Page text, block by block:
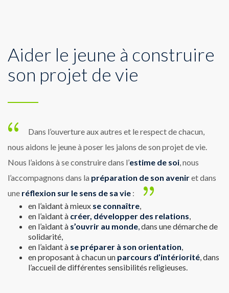
Aider le jeune à construire
son projet de vie
Dans l’ouverture aux autres et le respect de chacun,
nous aidons le jeune à poser les jalons de son projet de vie.
Nous l’aidons à se construire dans l’estime de soi , nous
l’accompagnons dans la préparation de son aveniret dans
une réflexion sur le sens de sa vie :
en l’aidant à mieux se connaître
en l’aidant à créer, développer des relations
en l’aidant à s’ouvrir au monde dans une démarche de
solidarité,
en l’aidant à se préparer à son orientation
en proposant à chacun un parcours d’intériorité , dans
l’accueil de différentes sensibilités religieuses.